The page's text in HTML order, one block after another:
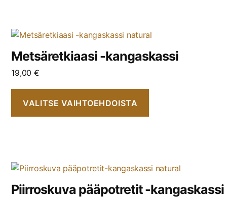
Metsäretkiaasi -kangaskassi
19,00 €
VALITSE VAIHTOEHDOISTA
Piirroskuva pääpotretit -kangaskassi